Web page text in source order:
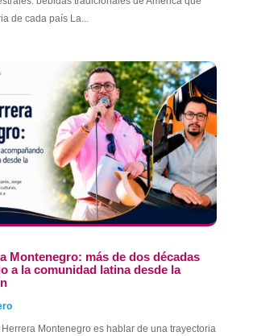
de cada país La...
Montenegro: más de dos décadas
a la comunidad latina desde la
Montenegro es hablar de una trayectoria